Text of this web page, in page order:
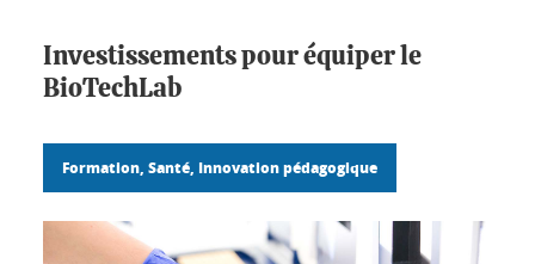
Investissements pour équiper le
BioTechLab
Formation, Santé, Innovation pédagogique